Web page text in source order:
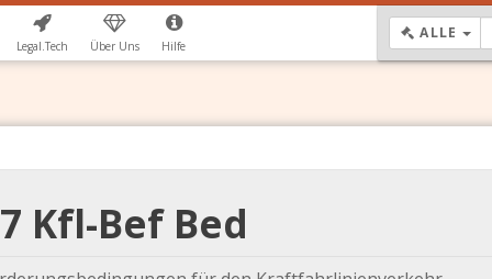
Legal.Tech Über Uns Hilfe
ALLE
Kfl-Bef Bed